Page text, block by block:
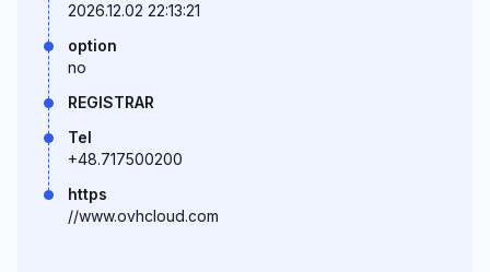
2026.12.02 22:13:21
option
no
REGISTRAR
Tel
+48.717500200
https
//www.ovhcloud.com